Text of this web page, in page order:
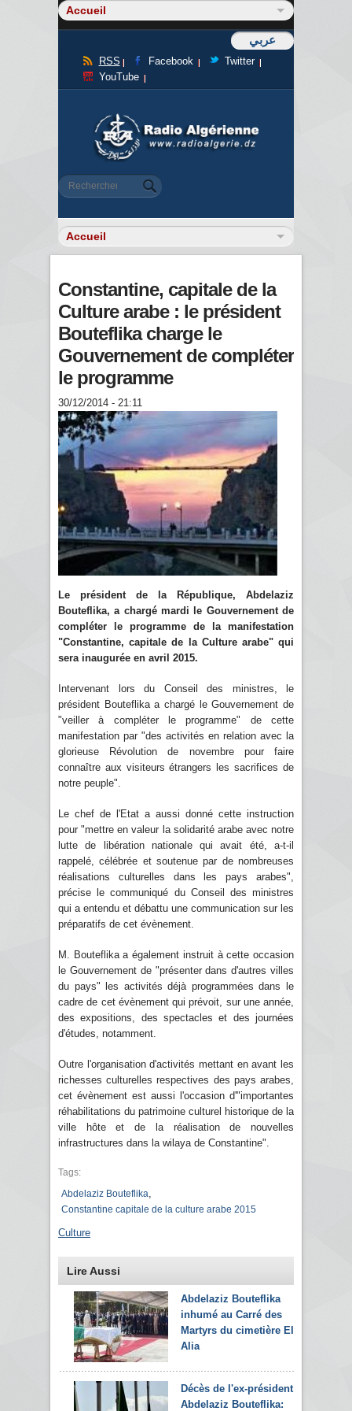
عربي
RSS Facebook
Twitter
YouTube
Formulaire de recherche
Rechercher
Constantine, capitale de la
Culture arabe : le président
Bouteflika charge le
Gouvernement de compléter
le programme
30/12/2014 - 21:11
Le président de la République, Abdelaziz
Bouteflika, a chargé mardi le Gouvernement de
compléter le programme de la manifestation
"Constantine, capitale de la Culture arabe" qui
sera inaugurée en avril 2015.
Intervenant lors du Conseil des ministres, le
président Bouteflika a chargé le Gouvernement de
"veiller à compléter le programme" de cette
manifestation par "des activités en relation avec la
glorieuse Révolution de novembre pour faire
connaître aux visiteurs étrangers les sacrifices de
notre peuple".
Le chef de l'Etat a aussi donné cette instruction
pour "mettre en valeur la solidarité arabe avec notre
lutte de libération nationale qui avait été, a-t-il
rappelé, célébrée et soutenue par de nombreuses
réalisations culturelles dans les pays arabes",
précise le communiqué du Conseil des ministres
qui a entendu et débattu une communication sur les
préparatifs de cet évènement.
M. Bouteflika a également instruit à cette occasion
le Gouvernement de "présenter dans d'autres villes
du pays" les activités déjà programmées dans le
cadre de cet évènement qui prévoit, sur une année,
des expositions, des spectacles et des journées
d'études, notamment.
Outre l'organisation d'activités mettant en avant les
richesses culturelles respectives des pays arabes,
cet évènement est aussi l'occasion d'"importantes
réhabilitations du patrimoine culturel historique de la
ville hôte et de la réalisation de nouvelles
infrastructures dans la wilaya de Constantine".
Tags:
Abdelaziz Bouteflika
Constantine capitale de la culture arabe 2015
Culture
Lire Aussi
Abdelaziz Bouteflika
inhumé au Carré des
Martyrs du cimetière El-
Alia
Décès de l'ex-président
Abdelaziz Bouteflika: